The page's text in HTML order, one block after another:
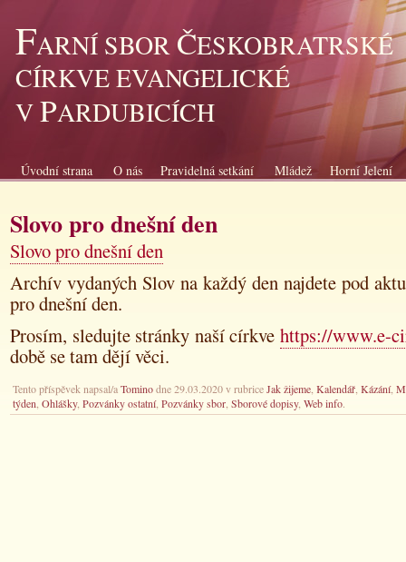
FARNÍ SBOR ČESKOBRATRSKÉ
CÍRKVE EVANGELICKÉ
VPARDUBICÍCH
Úvodní strana O nás Pravidelná setkání Mládež Horní Jelení
Slovo pro dnešní den
Slovo pro dnešní den
Archív vydaných Slov na každý den najdete pod
pro dnešní den.
Prosím, sledujte stránky naší církve https://www.e-
době se tam dějí věci.
Tento příspěvek napsal/aTominodne 29.03.2020 v rubriceJak žijeme Kalendář Kázání,
týden Ohlášky, Pozvánky ostatní, Pozvánky sbor Sborové dopisy, Web info.